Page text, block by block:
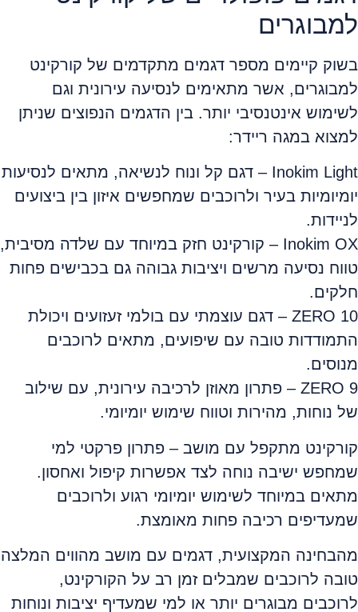
למבוגרים
בשוק קיימים מספר דגמים מתקדמים של קורקינט
למבוגרים, אשר מתאימים לנסיעה עירונית וגם
לשימוש אינטנסיבי יותר. בין הדגמים הנפוצים שניתן
למצוא במגה ריידר:
Inokim Light – דגם קל ונוח לנשיאה, מתאים לנסיעות
יומיומיות בעיר ולרוכבים שמחפשים איזון בין ביצועים
לניידות.
Inokim OX – קורקינט חזק במיוחד עם שלדה מסיבית,
טווח נסיעה מרשים ויציבות גבוהה גם בכבישים פחות
חלקים.
ZERO 10 – דגם עוצמתי עם בולמי זעזועים ויכולת
התמודדות טובה עם שיפועים, מתאים לרוכבים
מנוסים.
ZERO 9 – פתרון מאוזן לרכיבה עירונית, עם שילוב
של נוחות, מהירות וטווח שימוש יומיומי.
קורקינט מתקפל עם מושב – פתרון פרקטי למי
שמחפש ישיבה נוחה לצד אפשרות קיפול ואחסון.
מתאים במיוחד לשימוש יומיומי רגוע ולרוכבים
שמעדיפים רכיבה פחות מאומצת.
מהבחינה המקצועית, דגמים עם מושב מהווים המלצה
טובה לרוכבים שמבלים זמן רב על הקורקינט,
לרוכבים מבוגרים יותר או למי שמעדיף יציבות ונוחות